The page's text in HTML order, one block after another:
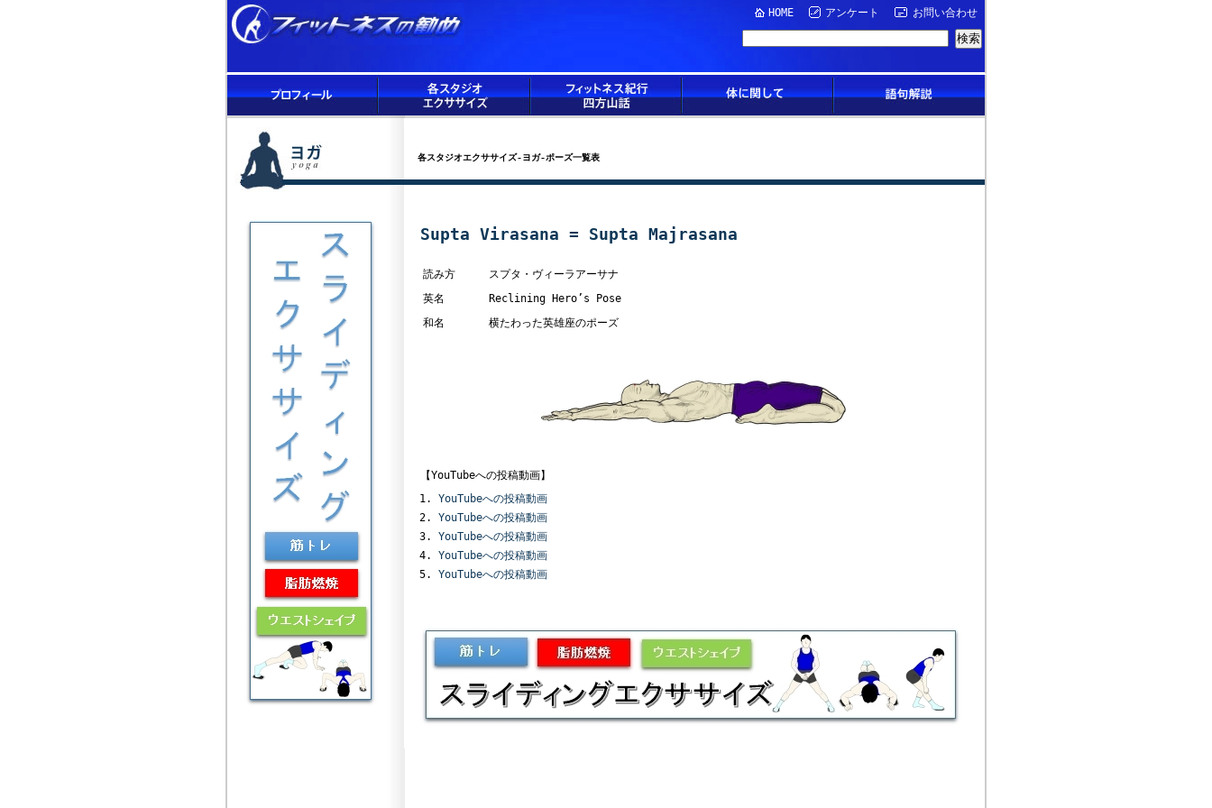
HOME アンケート お問い合わせ
各スタジオエクササイズ-ヨガ-ポーズ一覧表
Supta Virasana = Supta Majrasana
読み方
スプタ・ヴィーラアーサナ
英名
Reclining Hero’s Pose
和名
横たわった英雄座のポーズ
【YouTubeへの投稿動画】
YouTubeへの投稿動画
YouTubeへの投稿動画
YouTubeへの投稿動画
YouTubeへの投稿動画
YouTubeへの投稿動画